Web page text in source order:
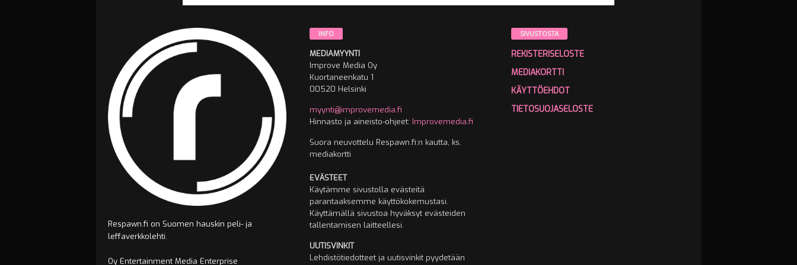
Respawn.fi on Suomen hauskin peli- ja
leffaverkkolehti.
Oy Entertainment Media Enterprise
INFO
MEDIAMYYNTI
Improve Media Oy
Kuortaneenkatu 1
00520 Helsinki
myynti@improvemedia.fi
Hinnasto ja aineisto-ohjeet: Improvemedia.fi
Suora neuvottelu Respawn.fi:n kautta, ks.
mediakortti
EVÄSTEET
Käytämme sivustolla evästeitä
parantaaksemme käyttökokemustasi.
Käyttämällä sivustoa hyväksyt evästeiden
tallentamisen laitteellesi.
UUTISVINKIT
Lehdistötiedotteet ja uutisvinkit pyydetään
SIVUSTOSTA
REKISTERISELOSTE
MEDIAKORTTI
KÄYTTÖEHDOT
TIETOSUOJASELOSTE